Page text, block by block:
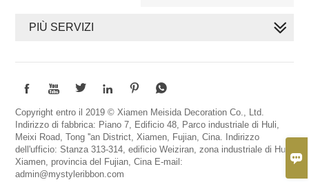

PIÙ SERVIZI
     
Copyright entro il 2019 © Xiamen Meisida Decoration Co., Ltd.
Indirizzo di fabbrica: Piano 7, Edificio 48, Parco industriale di Huli,
Meixi Road, Tong ''an District, Xiamen, Fujian, Cina. Indirizzo
dell'ufficio: Stanza 313-314, edificio Weiziran, zona industriale di Huli,
Xiamen, provincia del Fujian, Cina E-mail:
admin@mystyleribbon.com